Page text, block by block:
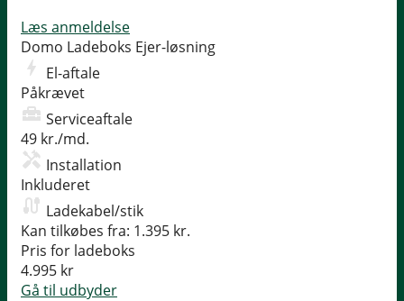
Læs anmeldelse
Domo Ladeboks Ejer-løsning
El-aftale
Påkrævet
Serviceaftale
49 kr./md.
Installation
Inkluderet
Ladekabel/stik
Kan tilkøbes fra: 1.395 kr.
Pris for ladeboks
4.995 kr
Gå til udbyder